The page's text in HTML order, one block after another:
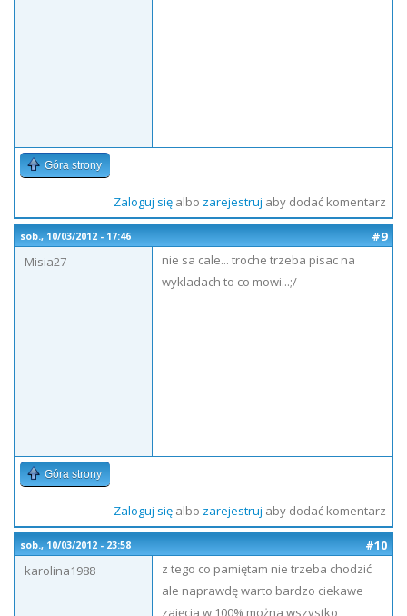
Góra strony
Zaloguj sięalbo zarejestruj aby dodać komentarz
sob., 10/03/2012 - 17:46
#9
Misia27
nie sa cale... troche trzeba pisac na
wykladach to co mowi...;/
Góra strony
Zaloguj sięalbo zarejestruj aby dodać komentarz
sob., 10/03/2012 - 23:58
#10
karolina1988
z tego co pamiętam nie trzeba chodzić
ale naprawdę warto bardzo ciekawe
zajęcia w 100% można wszystko